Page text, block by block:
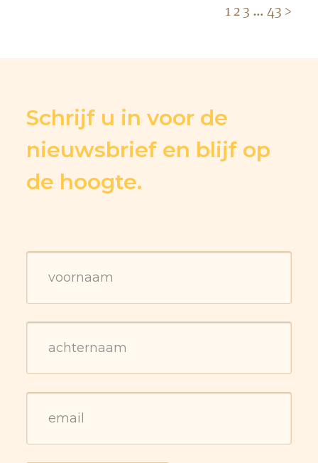
123 … 43 >
Schrijf u in voor de
nieuwsbrief en blijf op
de hoogte.